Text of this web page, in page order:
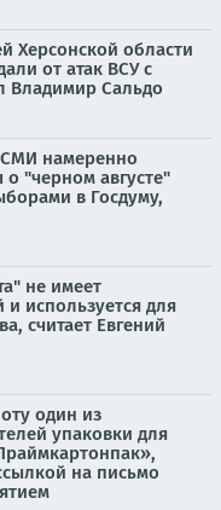
Херсонской области
от атак ВСУ с
Владимир Сальдо
намеренно
"черном августе"
в Госдуму,
не имеет
используется для
считает Евгений
один из
упаковки для
на письмо